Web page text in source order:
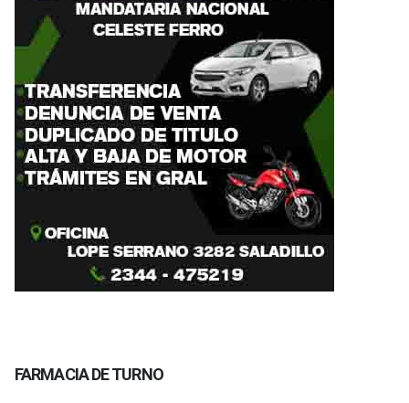
FARMACIA DE TURNO